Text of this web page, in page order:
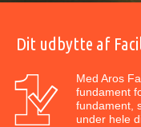
Dit udbytte af
Med Aros
fundament
fundament,
under hele